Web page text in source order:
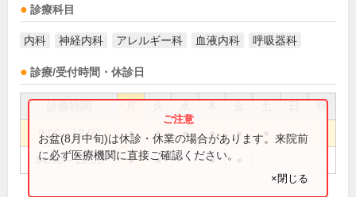
診療科目
内科 神経内科 アレルギー科 血液内科 呼吸器科
診療/受付時間・休診日
祝
9:00～12:00 ● ● ● ● ●
14:00～19:00 ● ● ●
お盆(8月中旬)は休診・休業の場合があります。来院前
に必ず医療機関に直接ご確認ください。
×閉じる